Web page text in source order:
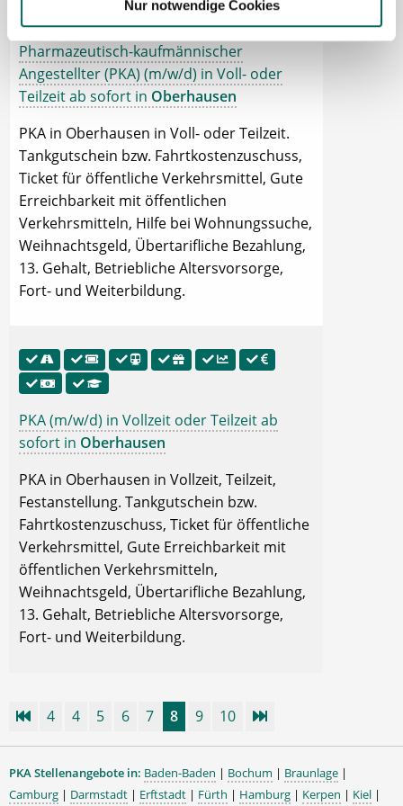
Nur notwendige Cookies
Pharmazeutisch-kaufmännischer
Angestellter (PKA) (m/w/d) in Voll- oder
Teilzeit ab sofort in Oberhausen
PKA in Oberhausen in Voll- oder Teilzeit.
Tankgutschein bzw. Fahrtkostenzuschuss,
Ticket für öffentliche Verkehrsmittel, Gute
Erreichbarkeit mit öffentlichen
Verkehrsmitteln, Hilfe bei Wohnungssuche,
Weihnachtsgeld, Übertarifliche Bezahlung,
13. Gehalt, Betriebliche Altersvorsorge,
Fort- und Weiterbildung.
PKA (m/w/d) in Vollzeit oder Teilzeit ab
sofort in Oberhausen
PKA in Oberhausen in Vollzeit, Teilzeit,
Festanstellung. Tankgutschein bzw.
Fahrtkostenzuschuss, Ticket für öffentliche
Verkehrsmittel, Gute Erreichbarkeit mit
öffentlichen Verkehrsmitteln,
Weihnachtsgeld, Übertarifliche Bezahlung,
13. Gehalt, Betriebliche Altersvorsorge,
Fort- und Weiterbildung.
4 4 5 6 7 8 9 10
PKA Stellenangebote in: Baden-Baden | Bochum | Braunlage |
Camburg | Darmstadt | Erftstadt | Fürth | Hamburg | Kerpen | Kiel |